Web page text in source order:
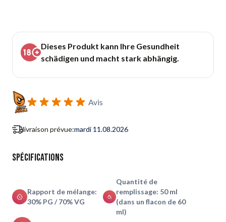
Dieses Produkt kann Ihre Gesundheit
schädigen und macht stark abhängig.
Avis
livraison prévue:mardi 11.08.2026
Spécifications
Rapport de mélange:
30% PG / 70% VG
Quantité de
remplissage: 50 ml
(dans un flacon de 60
ml)